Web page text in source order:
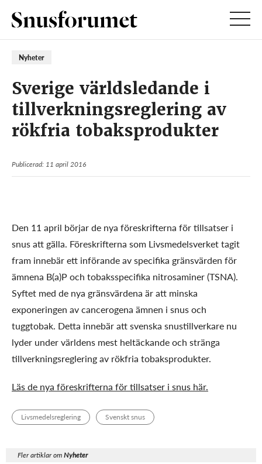
Nyheter
Sverige världsledande i
tillverkningsreglering av
rökfria tobaksprodukter
Publicerad: 11 april 2016
Den 11 april börjar de nya föreskrifterna för tillsatser i
snus att gälla. Föreskrifterna som Livsmedelsverket tagit
fram innebär ett införande av specifika gränsvärden för
ämnena B(a)P och tobaksspecifika nitrosaminer (TSNA).
Syftet med de nya gränsvärdena är att minska
exponeringen av cancerogena ämnen i snus och
tuggtobak. Detta innebär att svenska snustillverkare nu
lyder under världens mest heltäckande och stränga
tillverkningsreglering av rökfria tobaksprodukter.
Läs de nya föreskrifterna för tillsatser i snus här.
Livsmedelsreglering Svenskt snus
Fler artiklar omNyheter